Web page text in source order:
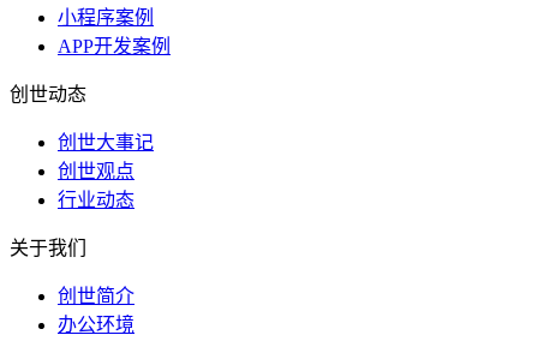
小程序案例
APP开发案例
创世动态
创世大事记
创世观点
行业动态
关于我们
创世简介
办公环境